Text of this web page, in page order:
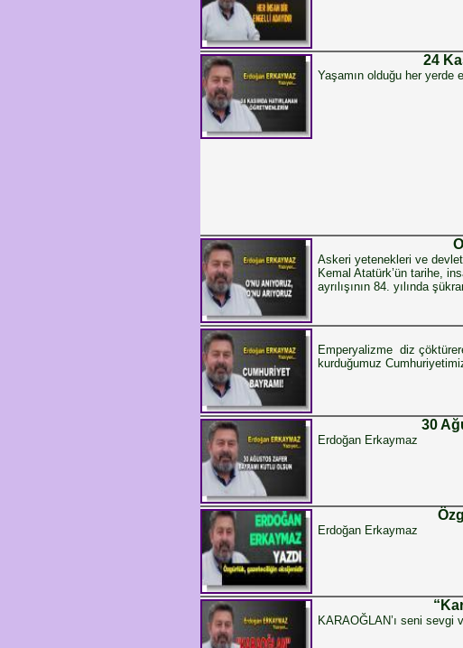
24
Yaşamın olduğu her yerde
Askeri yetenekleri ve devlet
Kemal Atatürk’ün tarihe,
ayrılışının 84. yılında
Emperyalizme diz
kurduğumuz
30
Erdoğan Erkaymaz
Erdoğan Erkaymaz
KARAOĞLAN’ı seni sevgi